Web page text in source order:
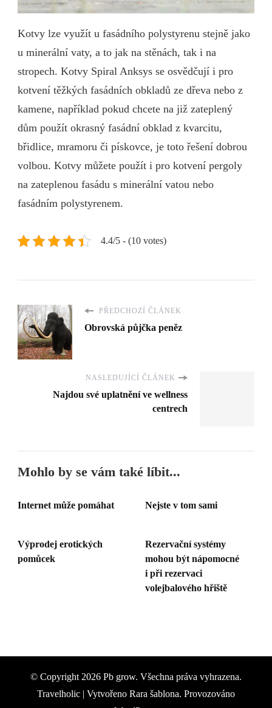
Kotvy lze využít u fasádního polystyrenu stejně jako
u minerální vaty, a to jak na stěnách, tak i na
stropech. Kotvy Spiral Anksys se osvědčují i pro
kotvení těžkých fasádních obkladů ze dřeva nebo z
kamene, například pokud chcete na již zateplený
dům použít okrasný fasádní obklad z kvarcitu,
břidlice, mramoru či pískovce, je toto řešení dobrou
volbou. Kotvy můžete použít i pro kotvení pergoly
na zateplenou fasádu s minerální vatou nebo
fasádním polystyrenem.
4.4/5 - (10 votes)
PŘEDCHOZÍ ČLÁNEK
Obrovská půjčka peněz
NASLEDUJÍCÍ ČLÁNEK
Najdou své uplatnění ve wellness
centrech
Mohlo by se vám také líbit...
Internet může pomáhat Nejste v tom sami
Výprodej erotických
pomůcek
Rezervační systémy
mohou být nápomocné
i při rezervaci
volejbalového hřiště
© Copyright 2026 Pb grow. Všechna práva vyhrazena.
Travelholic | Vytvořeno Rara šablona. Provozováno